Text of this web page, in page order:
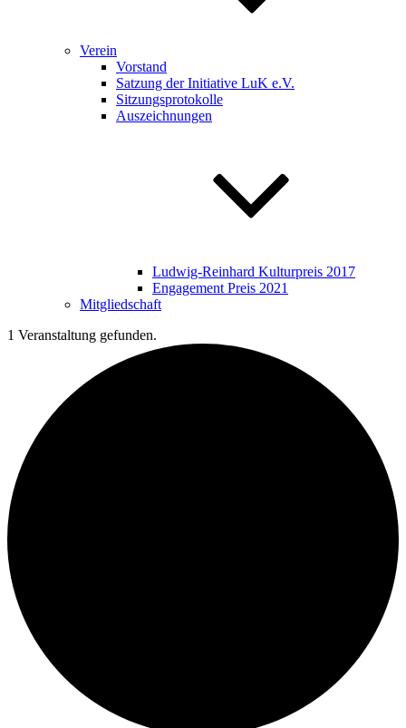
Verein
Vorstand
Satzung der Initiative LuK e.V.
Sitzungsprotokolle
Auszeichnungen
Ludwig-Reinhard Kulturpreis 2017
Engagement Preis 2021
Mitgliedschaft
1 Veranstaltung gefunden.